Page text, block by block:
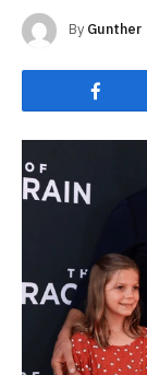
By Gunther